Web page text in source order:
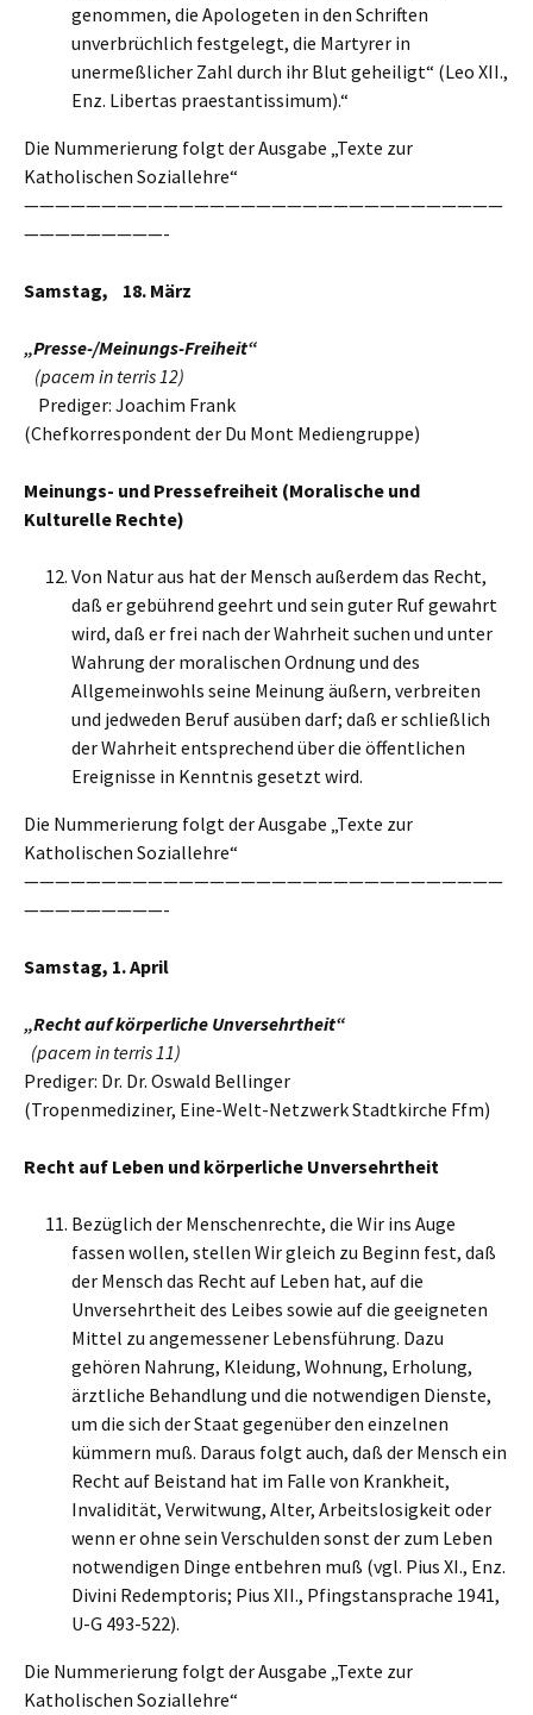
genommen, die Apologeten in den Schriften
unverbrüchlich festgelegt, die Martyrer in
unermeßlicher Zahl durch ihr Blut geheiligt“ (Leo XII.,
Enz. Libertas praestantissimum).“
Die Nummerierung folgt der Ausgabe „Texte zur
Katholischen Soziallehre“
———————————————————————————————
—————————-
Samstag, 18. März
„Presse-/Meinungs-Freiheit“
(pacem in terris 12)
Prediger: Joachim Frank
(Chefkorrespondent der Du Mont Mediengruppe)
Meinungs- und Pressefreiheit (Moralische und
Kulturelle Rechte)
Von Natur aus hat der Mensch außerdem das Recht,
daß er gebührend geehrt und sein guter Ruf gewahrt
wird, daß er frei nach der Wahrheit suchen und unter
Wahrung der moralischen Ordnung und des
Allgemeinwohls seine Meinung äußern, verbreiten
und jedweden Beruf ausüben darf; daß er schließlich
der Wahrheit entsprechend über die öffentlichen
Ereignisse in Kenntnis gesetzt wird.
Die Nummerierung folgt der Ausgabe „Texte zur
Katholischen Soziallehre“
———————————————————————————————
—————————-
Samstag, 1.April
„Recht auf körperliche Unversehrtheit“
(pacem in terris 11)
Prediger: Dr. Dr. Oswald Bellinger
(Tropenmediziner, Eine-Welt-Netzwerk Stadtkirche Ffm)
Recht auf Leben und körperliche Unversehrtheit
Bezüglich der Menschenrechte, die Wir ins Auge
fassen wollen, stellen Wir gleich zu Beginn fest, daß
der Mensch das Recht auf Leben hat, auf die
Unversehrtheit des Leibes sowie auf die geeigneten
Mittel zu angemessener Lebensführung. Dazu
gehören Nahrung, Kleidung, Wohnung, Erholung,
ärztliche Behandlung und die notwendigen Dienste,
um die sich der Staat gegenüber den einzelnen
kümmern muß. Daraus folgt auch, daß der Mensch ein
Recht auf Beistand hat im Falle von Krankheit,
Invalidität, Verwitwung, Alter, Arbeitslosigkeit oder
wenn er ohne sein Verschulden sonst der zum Leben
notwendigen Dinge entbehren muß (vgl. Pius XI., Enz.
Divini Redemptoris; Pius XII., Pfingstansprache 1941,
U-G 493-522).
Die Nummerierung folgt der Ausgabe „Texte zur
Katholischen Soziallehre“